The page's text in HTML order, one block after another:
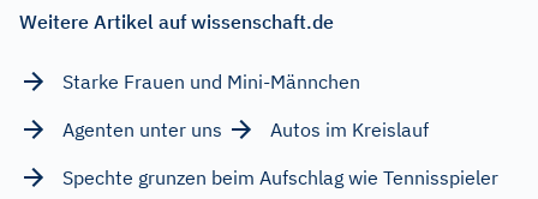
Weitere Artikel auf wissenschaft.de
Starke Frauen und Mini-Männchen
Agenten unter uns
Autos im Kreislauf
Spechte grunzen beim Aufschlag wie Tennisspieler